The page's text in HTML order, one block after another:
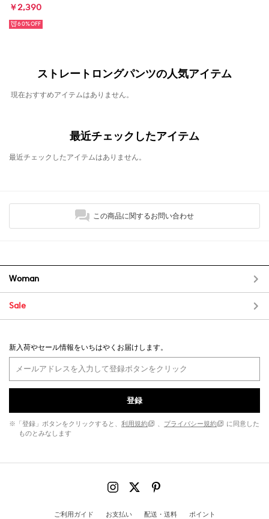
￥2,390
60%
ストレートロングパンツの人気アイテム
現在おすすめアイテムはありません。
最近チェックしたアイテム
最近チェックしたアイテムはありません。
この商品に関するお問い合わせ
Woman
Sale
新入荷やセール情報をいちはやくお届けします。
登録
※「登録」ボタンをクリックすると、 利用規約 、 プライバシー規約
に同意した
ものとみなします
ご利用ガイド お支払い 配送・送料 ポイント